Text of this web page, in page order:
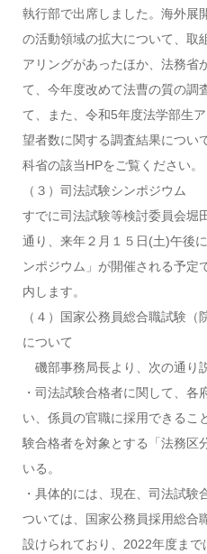
執行部で出席しました。海外展
の活動領域の拡大について、取
アリングがあったほか、法務省
て、今年度改めて法曹の質の調
て、また、令和5年度法学部生
望者数に関する調査結果につい
科省の該当HPをご覧ください。
（３）司法試験シンポジウム
すでに司法試験等検討委員会堀
通り、来年２月１５日(土)午後
ンポジウム」が開催される予定
内します。
（４）国家公務員総合職試験
について
磯部事務局長より、次の通り
・司法試験合格者に関して、
い、係員の官職に採用できるこ
験合格者を対象とする「法務区
いる。
・具体的には、現在、司法試験
ついては、国家公務員採用総合
設けられており、2022年度ま